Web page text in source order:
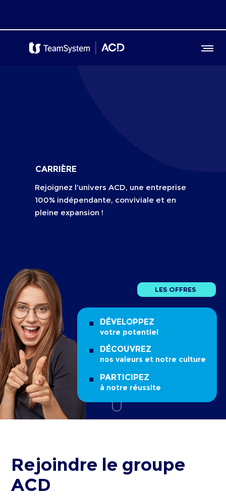
Rejoignez l'univers ACD, une entreprise
100% indépendante, conviviale et en
pleine expansion !
DÉVELOPPEZ
votre potentiel
DÉCOUVREZ
nos valeurs et notre culture
CARRIÈRE
PARTICIPEZ
à notre réussite
LES OFFRES
Rejoindre le groupe
ACD